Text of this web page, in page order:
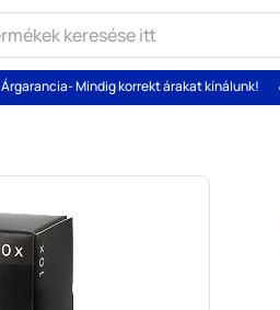
Árgarancia- Mindig korrekt árakat kínálunk!